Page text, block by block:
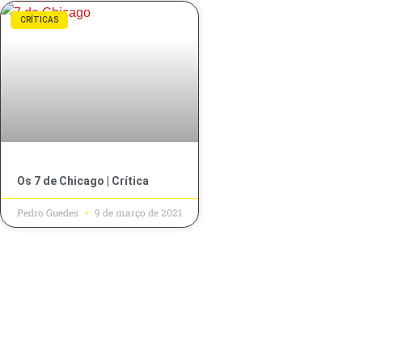
CRÍTICAS
Os 7 de Chicago | Crítica
Pedro Guedes 9 de março de 2021